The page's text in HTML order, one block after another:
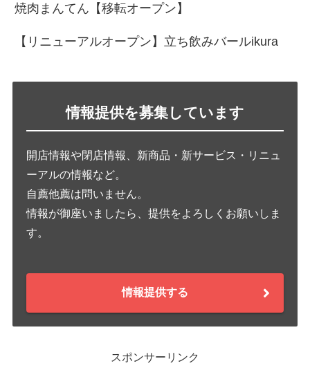
焼肉まんてん【移転オープン】
【リニューアルオープン】立ち飲みバールikura
情報提供を募集しています
開店情報や閉店情報、新商品・新サービス・リニュ
ーアルの情報など。
自薦他薦は問いません。
情報が御座いましたら、提供をよろしくお願いしま
す。
情報提供する
スポンサーリンク